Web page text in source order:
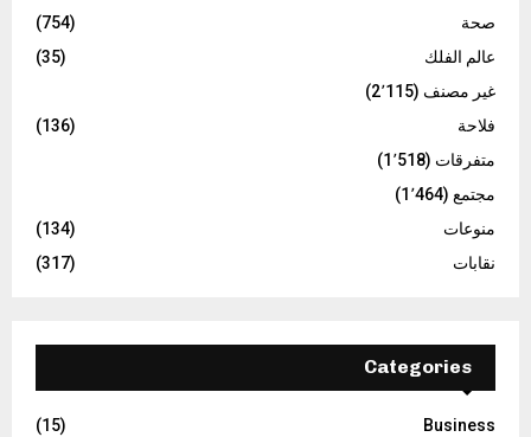
صحة
(754)
عالم الفلك
(35)
غير مصنف (2٬115)
فلاحة
(136)
متفرقات (1٬518)
مجتمع (1٬464)
منوعات
(134)
نقابات
(317)
Categories
Business
(15)